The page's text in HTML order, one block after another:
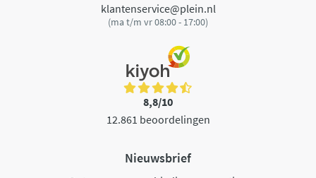
klantenservice@plein.nl
(ma t/m vr 08:00 - 17:00)
8,8/10
12.861 beoordelingen
Nieuwsbrief